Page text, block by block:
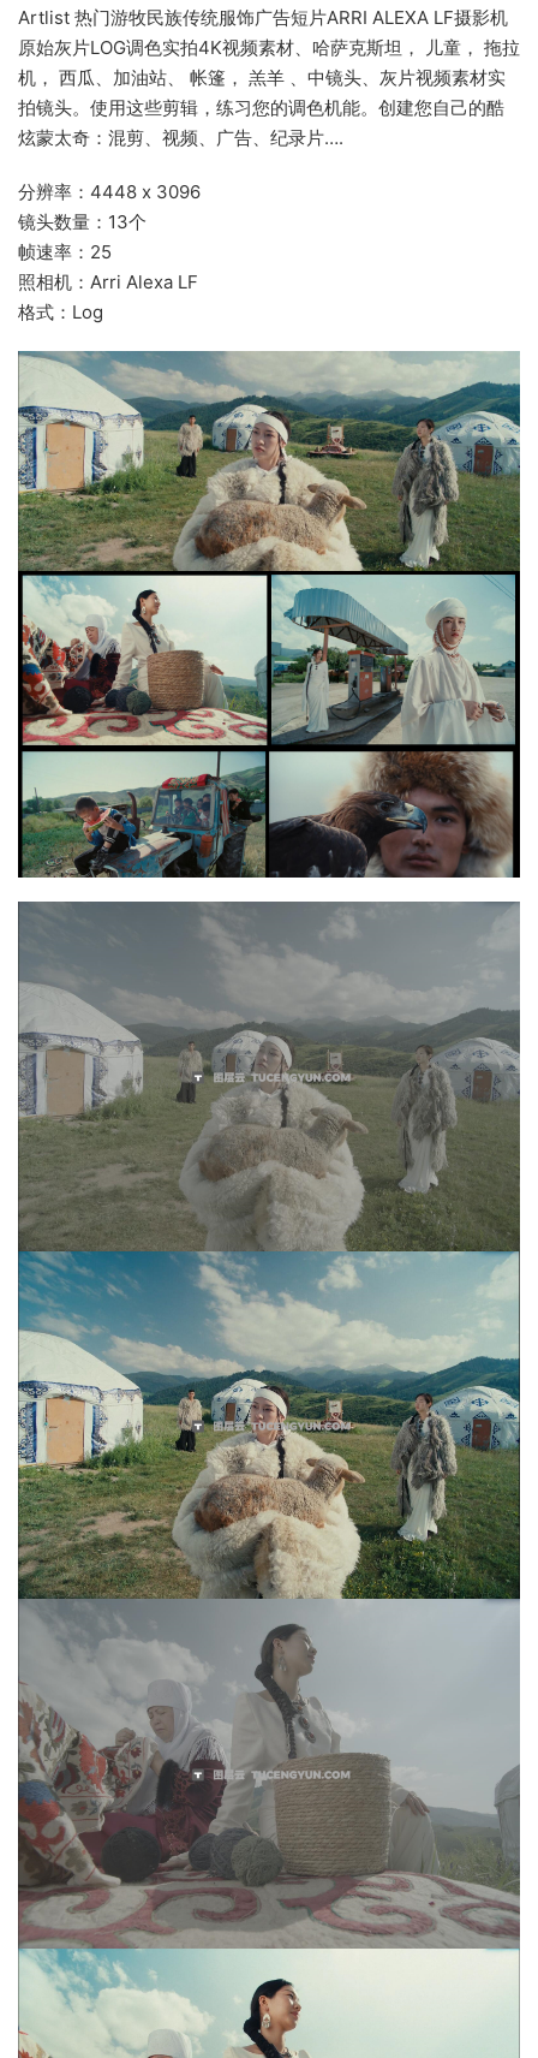
Artlist 热门游牧民族传统服饰广告短片ARRI ALEXA LF摄影机
原始灰片LOG调色实拍4K视频素材、哈萨克斯坦， 儿童， 拖拉
机， 西瓜、加油站、 帐篷， 羔羊 、中镜头、灰片视频素材实
拍镜头。使用这些剪辑，练习您的调色机能。创建您自己的酷
炫蒙太奇：混剪、视频、广告、纪录片….
分辨率：4448 x 3096
镜头数量：13个
帧速率：25
照相机：Arri Alexa LF
格式：Log